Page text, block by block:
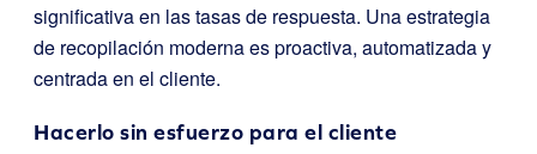
significativa en las tasas de respuesta. Una estrategia
de recopilación moderna es proactiva, automatizada y
centrada en el cliente.
Hacerlo sin esfuerzo para el cliente